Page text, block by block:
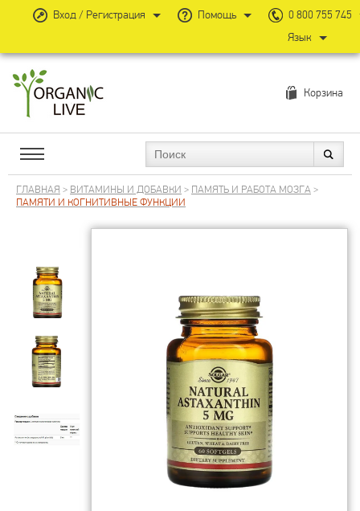
Корзина
ГЛАВНАЯ > ВИТАМИНЫ И ДОБАВКИ > ПАМЯТЬ И РАБОТА МОЗГА>
ПАМЯТИ И КОГНИТИВНЫЕ ФУНКЦИИ
Вход / Регистрация Помощь
0 800 755 745
Язык